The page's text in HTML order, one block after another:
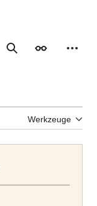
Suche
Werkzeuge